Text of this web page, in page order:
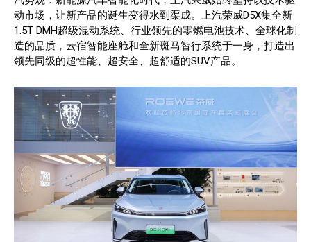
动市场，让新产品的诞生变得水到渠成。上汽荣威D5X集全新
1.5T DMH超级混动系统、行业领先的零燃电池技术、全球化制
造的品质，云宿智能座舱和全新斑马智行系统于一身，打造出
领先同级的超性能、超安全、超舒适的SUV产品。